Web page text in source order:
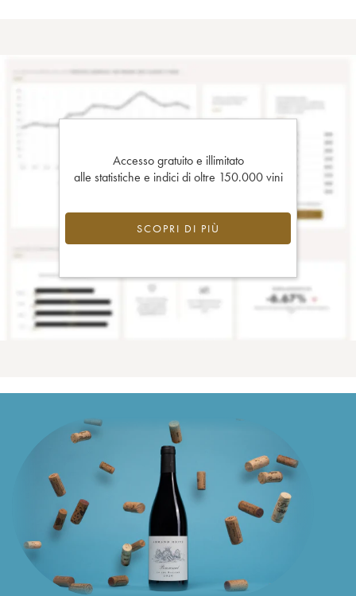
Accesso gratuito e illimitato
alle statistiche e indici di oltre 150.000 vini
SCOPRI DI PIÙ